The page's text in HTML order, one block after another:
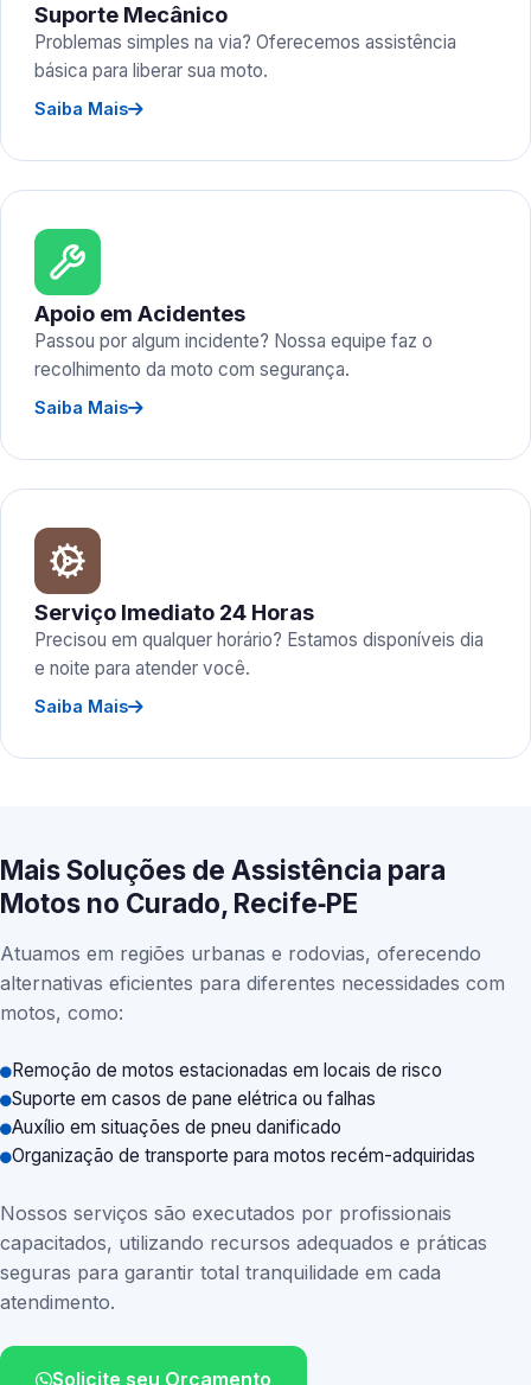
Suporte Mecânico
Problemas simples na via? Oferecemos assistência
básica para liberar sua moto.
Saiba Mais
Apoio em Acidentes
Passou por algum incidente? Nossa equipe faz o
recolhimento da moto com segurança.
Saiba Mais
Serviço Imediato 24 Horas
Precisou em qualquer horário? Estamos disponíveis dia
e noite para atender você.
Saiba Mais
Mais Soluções de Assistência para
Motos no Curado, Recife‑PE
Atuamos em regiões urbanas e rodovias, oferecendo
alternativas eficientes para diferentes necessidades com
motos, como:
Remoção de motos estacionadas em locais de risco
Suporte em casos de pane elétrica ou falhas
Auxílio em situações de pneu danificado
Organização de transporte para motos recém-adquiridas
Nossos serviços são executados por profissionais
capacitados, utilizando recursos adequados e práticas
seguras para garantir total tranquilidade em cada
atendimento.
Solicite seu Orçamento